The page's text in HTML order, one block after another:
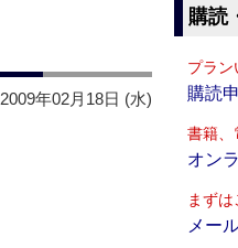
2009年02月18日 (水)
購読
プラン
購読
書籍、
オン
まず
メー